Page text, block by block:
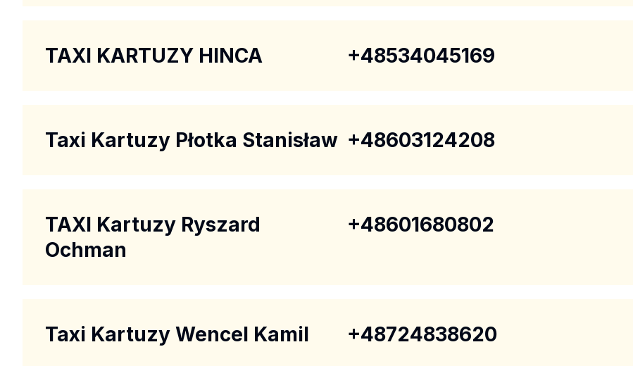
TAXI KARTUZY HINCA +48534045169
Taxi Kartuzy Płotka Stanisław +48603124208
TAXI Kartuzy Ryszard
Ochman
+48601680802
Taxi Kartuzy Wencel Kamil +48724838620